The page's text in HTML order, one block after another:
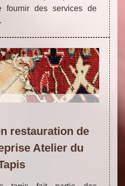
fournir des services de
restauration de
Atelier du